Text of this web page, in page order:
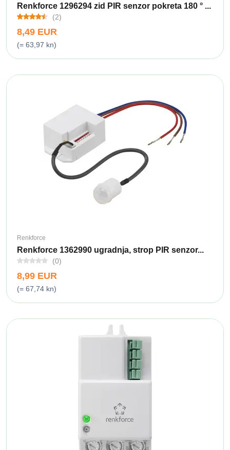
Renkforce 1296294 zid PIR senzor pokreta 180 ° ...
(2)
8,49 EUR
(= 63,97 kn)
Renkforce
Renkforce 1362990 ugradnja, strop PIR senzor...
(0)
8,99 EUR
(= 67,74 kn)